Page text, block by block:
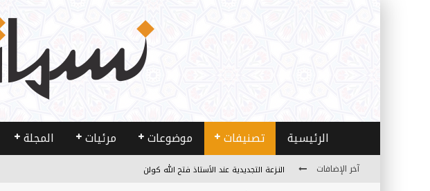
الرئيسية تصنيفات موضوعات مرئيات المجلة
آخر الإضافات
النـزعة التجديدية عند الأستاذ فتح الله كولن
من هو فتح الله كولن مؤسس حركة الخدمة؟